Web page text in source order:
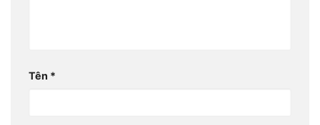
Tên *